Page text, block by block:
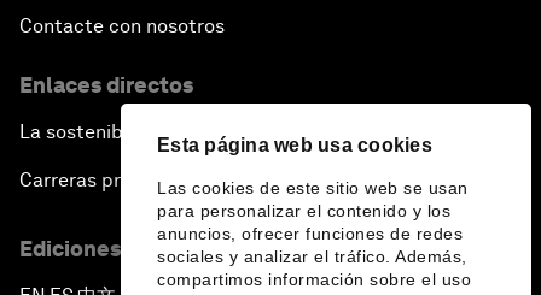
Esta página web usa cookies
Las cookies de este sitio web se usan
para personalizar el contenido y los
anuncios, ofrecer funciones de redes
sociales y analizar el tráfico. Además,
compartimos información sobre el uso
Contacte con nosotros
Enlaces directos
La sostenibilidad en el Foro
Carreras profesionales
Ediciones en otros idiomas